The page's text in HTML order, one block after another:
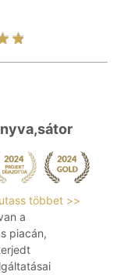
többet >>
a
piacán,